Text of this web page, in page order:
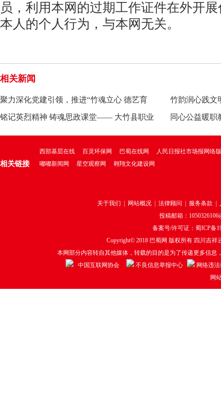
员，利用本网的过期工作证件在外开
本人的个人行为，与本网无关。
相关新闻
‌聚力深化党建引领，推进“竹魂立心 德艺育
人”品牌建设—
竹韵润心践
县职业中学赴
铭记英烈精神 铸魂思政课堂—— 大竹县职业
中学思政教师开
同心公益暖
职业中学开展
相关链接
西部基层在线 百灵环保网 巴蜀在线网
人民日报社市场报网络版
嘟嘟新闻网
星空观察网 翱翔文化建设网
关于我们 网站概况 法律顾问 服务条款
投稿邮箱：
备案号/许可证：蜀ICP备
Copyright© 2018 巴蜀网 版权所有 四川吉
本网部分内容转自其他媒体，转载的目的是为了传递更多信